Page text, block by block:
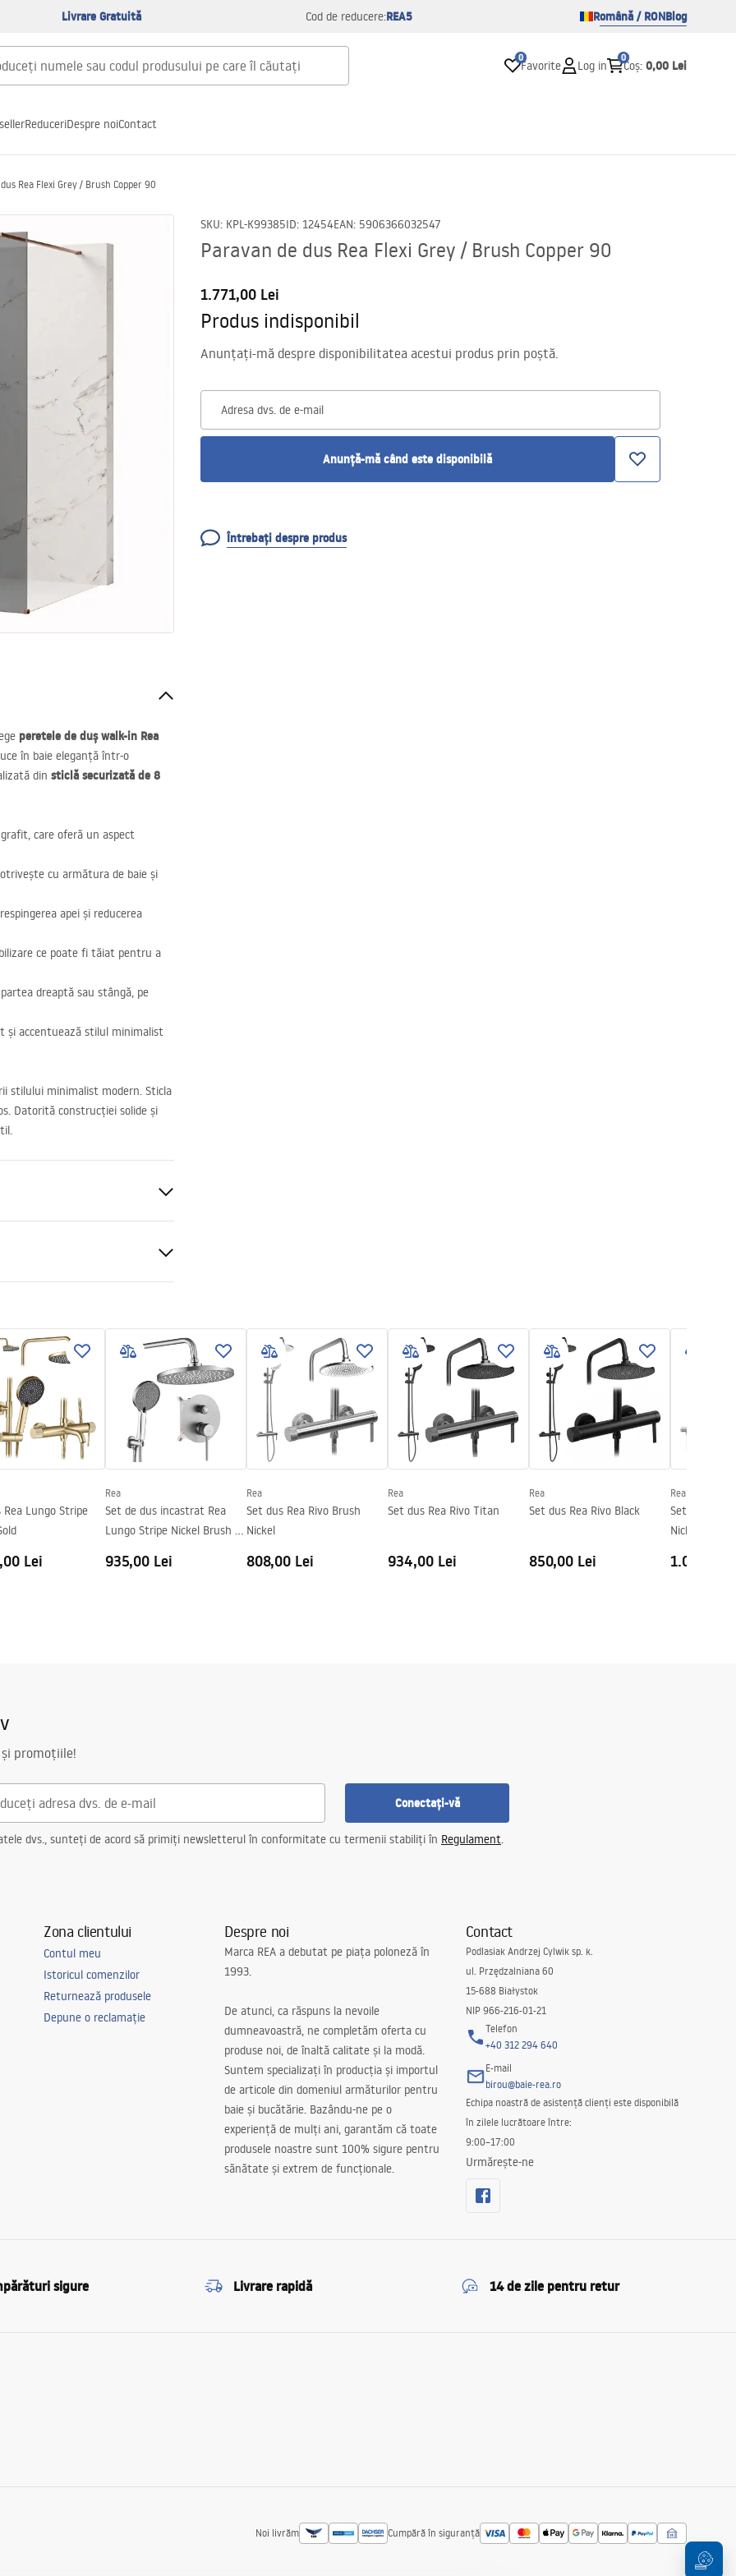
Livrare Gratuită Cod de reducere:REA5 Română / RONBlog
0
Favorite Log in
0
Coș: 0,00 Lei
ReduceriDespre noiContact
Rea Flexi Grey / Brush Copper 90
SKU: KPL-K99385ID: 12454EAN: 5906366032547
Paravan de dus Rea Flexi Grey / Brush Copper 90
1.771,00 Lei
Produs indisponibil
Anunțați-mă despre disponibilitatea acestui produs prin poștă.
Adresa dvs. de e-mail
Anunță-mă când este disponibilă
Întrebați despre produs
peretele de duș walk-in Rea
în baie eleganță într-o
din sticlă securizată de 8
care oferă un aspect
cu armătura de baie și
apei și reducerea
ce poate fi tăiat pentru a
dreaptă sau stângă, pe
și accentuează stilul minimalist
stilului minimalist modern. Sticla
Datorită construcției solide și
podea
a geamului
Rea Lungo Stripe
Lei
Rea
Set de dus incastrat Rea
Lungo Stripe Nickel Brush +
935,00 Lei
Rea
Set dus Rea Rivo Brush
Nickel
808,00 Lei
Rea
Set dus Rea Rivo Titan
934,00 Lei
Rea
Set dus Rea Rivo Black
850,00 Lei
Rea
Set dus Rea
Nickle
1.089,00
promoțiile!
Conectați-vă
dvs., sunteți de acord să primiți newsletterul în conformitate cu termenii stabiliți în Regulament.
Zona clientului
Contul meu
Istoricul comenzilor
Returnează produsele
Depune o reclamație
Despre noi
Marca REA a debutat pe piața poloneză în
1993.
De atunci, ca răspuns la nevoile
dumneavoastră, ne completăm oferta cu
produse noi, de înaltă calitate și la modă.
Suntem specializați în producția și importul
de articole din domeniul armăturilor pentru
baie și bucătărie. Bazându-ne pe o
experiență de mulți ani, garantăm că toate
produsele noastre sunt 100% sigure pentru
sănătate și extrem de funcționale.
Contact
Podlasiak Andrzej Cylwik sp. k.
ul. Przędzalniana 60
15-688 Białystok
NIP 966-216-01-21
Telefon
+40 312 294 640
E-mail
birou@baie-rea.ro
Echipa noastră de asistență clienți este disponibilă
în zilele lucrătoare între:
9:00–17:00
Urmărește-ne
sigure Livrare rapidă 14 de zile pentru retur
Noi livrăm Cumpără în siguranță